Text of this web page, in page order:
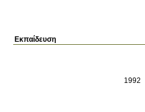
Εκπαίδευση
1992